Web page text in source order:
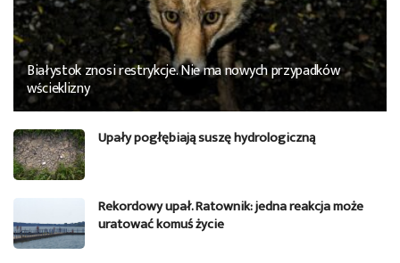
Białystok znosi restrykcje. Nie ma nowych przypadków
wścieklizny
Upały pogłębiają suszę hydrologiczną
Rekordowy upał. Ratownik: jedna reakcja może
uratować komuś życie